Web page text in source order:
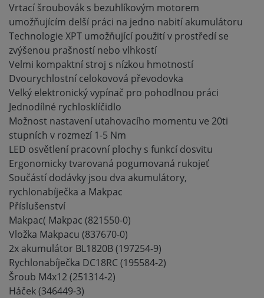
Vrtací šroubovák s bezuhlíkovým motorem
umožňujícím delší práci na jedno nabití akumulátoru
Technologie XPT umožňující použití v prostředí se
zvýšenou prašností nebo vlhkostí
Velmi kompaktní stroj s nízkou hmotností
Dvourychlostní celokovová převodovka
Velký elektronický vypínač pro pohodlnou práci
Jednodílné rychlosklíčidlo
Možnost nastavení utahovacího momentu ve 20ti
stupních v rozmezí 1-5 Nm
LED osvětlení pracovní plochy s funkcí dosvitu
Ergonomicky tvarovaná pogumovaná rukojeť
Součástí dodávky jsou dva akumulátory,
rychlonabíječka a Makpac
Příslušenství
Makpac( Makpac (821550-0)
Vložka Makpacu (837670-0)
2x akumulátor BL1820B (197254-9)
Rychlonabíječka DC18RC (195584-2)
Šroub M4x12 (251314-2)
Háček (346449-3)